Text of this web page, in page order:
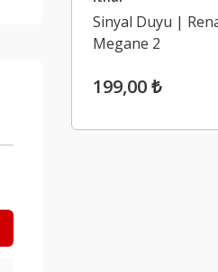
Sinyal Duyu |
Megane 2
199,00 ₺